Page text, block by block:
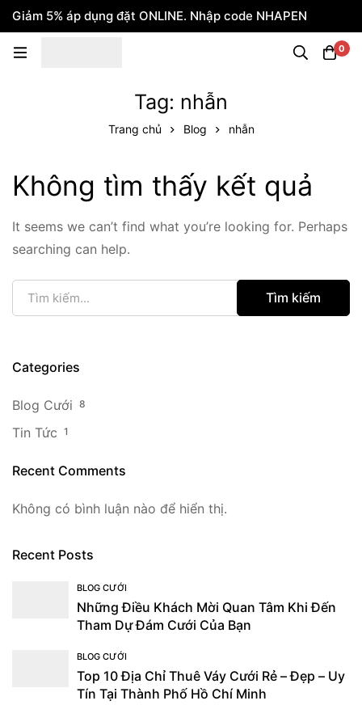
Giảm 5% áp dụng đặt ONLINE. Nhập code NHAPEN
0
Tag: nhẫn
Trang chủ Blog nhẫn
Không tìm thấy kết quả
It seems we can’t find what you’re looking for. Perhaps
searching can help.
Tìm kiếm
Categories
Blog Cưới 8
Tin Tức 1
Recent Comments
Không có bình luận nào để hiển thị.
Recent Posts
BLOG CƯỚI
Những Điều Khách Mời Quan Tâm Khi Đến
Tham Dự Đám Cưới Của Bạn
BLOG CƯỚI
Top 10 Địa Chỉ Thuê Váy Cưới Rẻ – Đẹp – Uy
Tín Tại Thành Phố Hồ Chí Minh